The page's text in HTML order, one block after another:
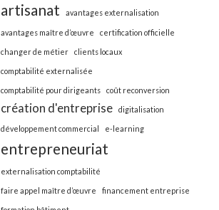
artisanat avantages externalisation
avantages maître d’œuvre certification officielle
changer de métier clients locaux
comptabilité externalisée
comptabilité pour dirigeants coût reconversion
création d'entreprise digitalisation
développement commercial e-learning
entrepreneuriat
externalisation comptabilité
faire appel maître d’œuvre financement entreprise